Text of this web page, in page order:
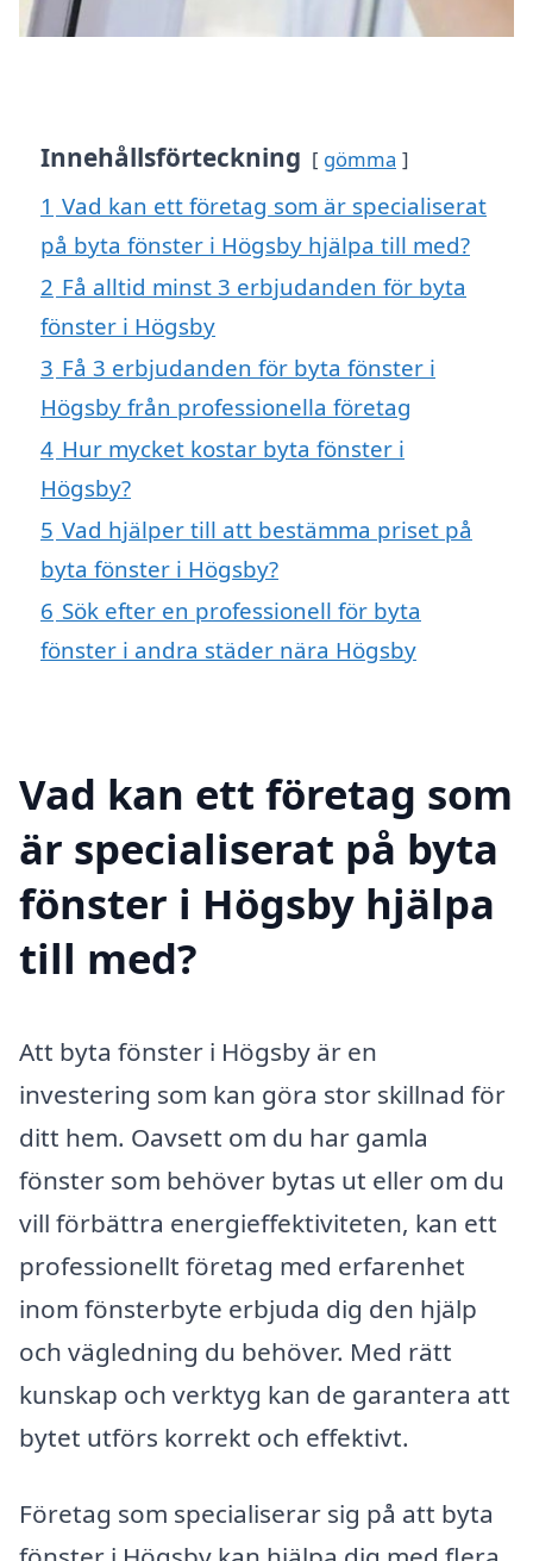
Innehållsförteckning gömma
1 Vad kan ett företag som är specialiserat
på byta fönster i Högsby hjälpa till med?
2 Få alltid minst 3 erbjudanden för byta
fönster i Högsby
3 Få 3 erbjudanden för byta fönster i
Högsby från professionella företag
4 Hur mycket kostar byta fönster i
Högsby?
5 Vad hjälper till att bestämma priset på
byta fönster i Högsby?
6 Sök efter en professionell för byta
fönster i andra städer nära Högsby
Vad kan ett företag som
är specialiserat på byta
fönster i Högsby hjälpa
till med?
Att byta fönster i Högsby är en
investering som kan göra stor skillnad för
ditt hem. Oavsett om du har gamla
fönster som behöver bytas ut eller om du
vill förbättra energieffektiviteten, kan ett
professionellt företag med erfarenhet
inom fönsterbyte erbjuda dig den hjälp
och vägledning du behöver. Med rätt
kunskap och verktyg kan de garantera att
bytet utförs korrekt och effektivt.
Företag som specialiserar sig på att byta